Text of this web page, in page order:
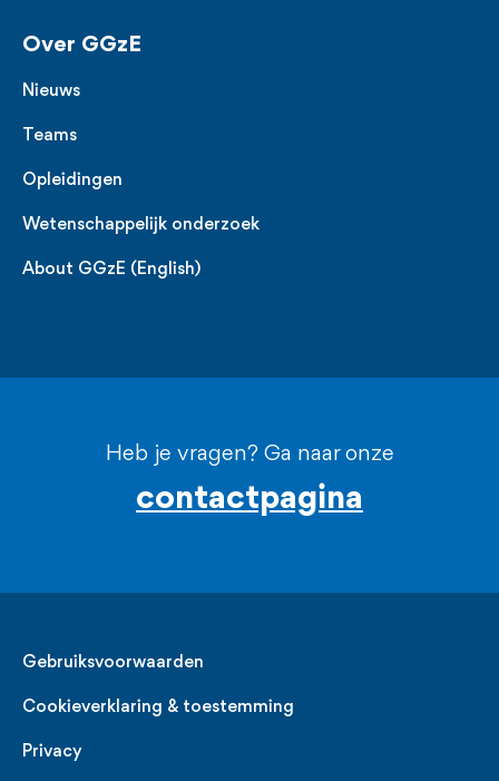
Over GGzE
Nieuws
Teams
Opleidingen
Wetenschappelijk onderzoek
About GGzE (English)
Heb je vragen? Ga naar onze
contactpagina
Legal
Gebruiksvoorwaarden
Cookieverklaring & toestemming
Privacy